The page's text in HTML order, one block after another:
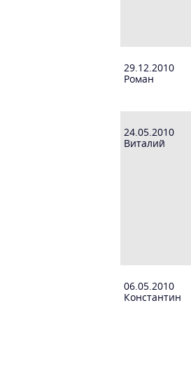
29.12.2010
Роман
24.05.2010
Виталий
06.05.2010
Константин